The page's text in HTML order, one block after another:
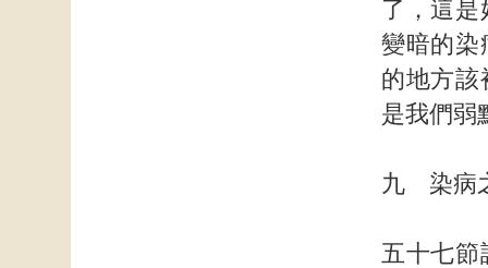
了，這
變暗的染
的地方該
是我們弱
九 染病
五十七節